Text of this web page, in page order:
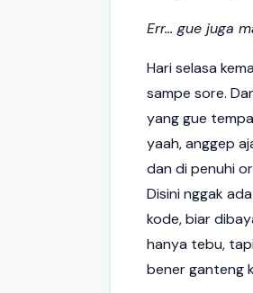
Err... gue juga
Hari selasa
sampe sore.
yang gue
yaah, anggep
dan di penuhi
Disini nggak
kode, biar
hanya tebu,
bener ganteng